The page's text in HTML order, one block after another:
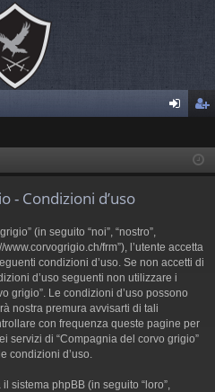
riv
- Condizioni d’uso
(in seguito “noi”, “nostro”,
frm”), l’utente accetta
condizioni d’uso. Se non accetti di
d’uso seguenti non utilizzare i
grigio”. Le condizioni d’uso possono
nostra premura avvisarti di tali
con frequenza queste pagine per
servizi di “Compagnia del corvo grigio”
condizioni d’uso.
sistema phpBB (in seguito “loro”,